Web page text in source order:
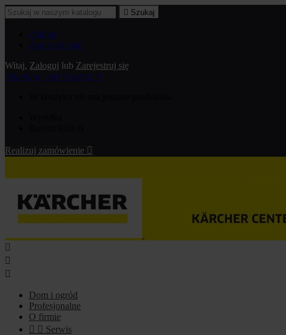
 Szukaj
Zaloguj
Zarejestruj się
Witaj, Zaloguj lub Zarejestruj się
shopping_cart Koszyk: 0
Realizuj zamówienie 



Dom i ogród
Profesjonalne
O firmie
  Serwis